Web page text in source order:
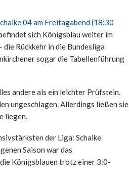
04 am Freitagabend (18:30
sich Königsblau weiter im
Rückkehr in die Bundesliga
sogar die Tabellenführung
andere als ein leichter Prüfstein.
ungeschlagen. Allerdings ließen sie
liegen.
der Liga: Schalke
Saison war das
Königsblauen trotz einer 3:0-